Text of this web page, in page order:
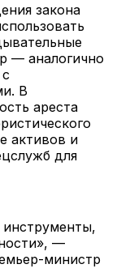
закона
— аналогично
В
ареста
активов и
для
—
министр